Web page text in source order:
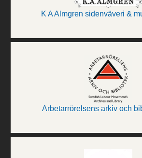
K A Almgren sidenväveri &
Arbetarrörelsens arkiv och